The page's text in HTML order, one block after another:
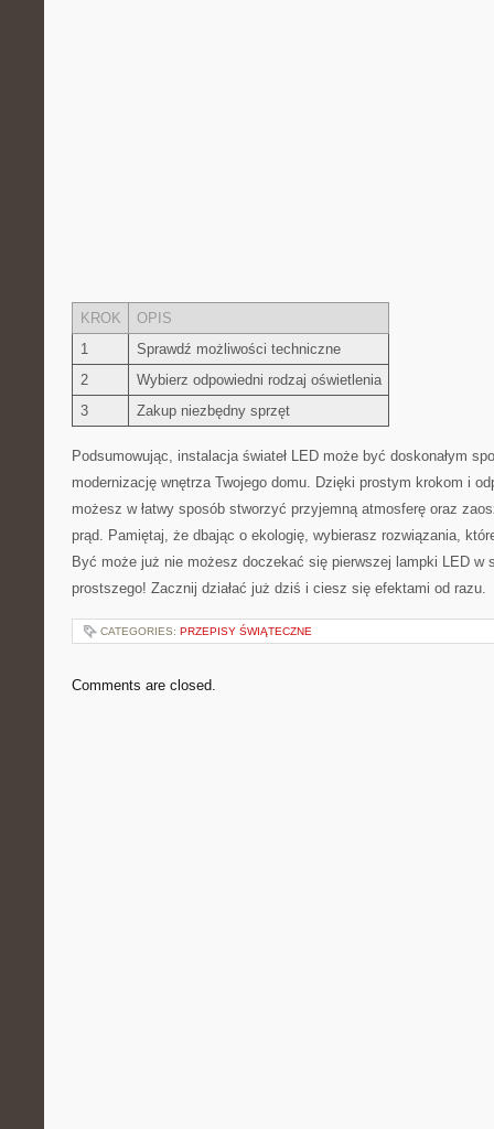
KROK
OPIS
1
Sprawdź możliwości techniczne
2
Wybierz odpowiedni⁤ rodzaj oświetlenia
3
Zakup⁣ niezbędny sprzęt
Podsumowując, instalacja ​świateł LED⁤ może⁢ być​ doskonałym
modernizację wnętrza Twojego domu. ‌Dzięki prostym krokom i
możesz w łatwy sposób stworzyć przyjemną atmosferę ⁣oraz
prąd. Pamiętaj,‍ że dbając‍ o ekologię,‌ wybierasz⁣ rozwiązania,
Być‍ może⁣ już nie możesz doczekać⁤ się pierwszej⁢ lampki LED w
⁣prostszego! Zacznij działać już ⁣dziś i ciesz ‌się efektami‍ od ⁢razu.
CATEGORIES: PRZEPISY ŚWIĄTECZNE
Comments are closed.